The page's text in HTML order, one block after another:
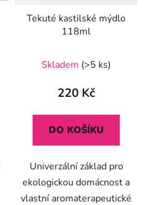
Tekuté kastilské mýdlo
118ml
Skladem (>5 ks)
220 Kč
DO KOŠÍKU
Univerzální základ pro
ekologickou domácnost a
vlastní aromaterapeutické